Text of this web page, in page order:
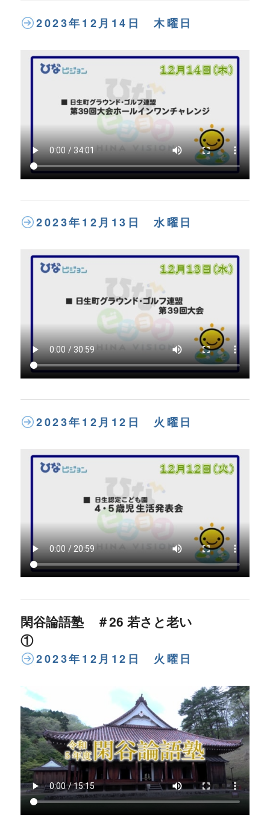
2023年12月14日 木曜日
2023年12月13日 水曜日
2023年12月12日 火曜日
閑谷論語塾 ＃26 若さと老い
①
2023年12月12日 火曜日